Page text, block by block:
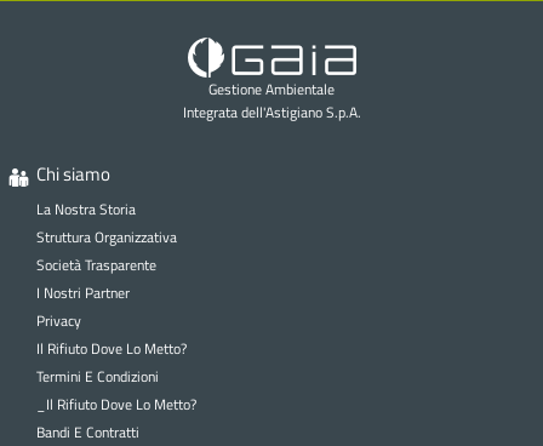
I
M
Gestione Ambientale
Integrata dell'Astigiano S.p.A.
Chi siamo
La Nostra Storia
Struttura Organizzativa
Società Trasparente
I Nostri Partner
Privacy
Il Rifiuto Dove Lo Metto?
Termini E Condizioni
_Il Rifiuto Dove Lo Metto?
Bandi E Contratti